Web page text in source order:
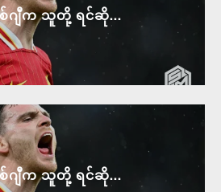
ဂျီက သူတို့ ရင်ဆို...
ဂျီက သူတို့ ရင်ဆို...